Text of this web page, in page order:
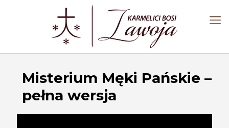
Misterium Męki Pańskie –
pełna wersja